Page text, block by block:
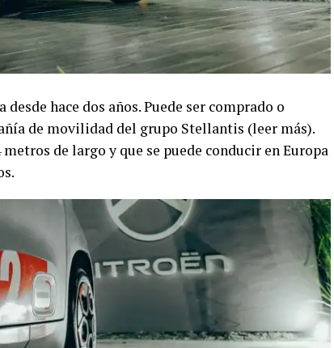
hace dos años. Puede ser comprado o
de movilidad del grupo Stellantis (leer más).
de largo y que se puede conducir en Europa